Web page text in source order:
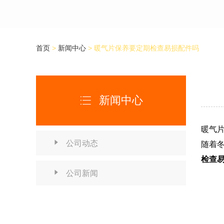
首页 > 新闻中心 > 暖气片保养要定期检查易损配件吗
 新闻中心
 公司动态
 公司新闻
暖气
随着
检查